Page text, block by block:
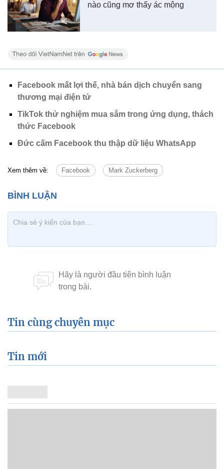
nào cũng mơ thấy ác mộng
Facebook mất lợi thế, nhà bán dịch chuyển sang
thương mại điện tử
TikTok thử nghiệm mua sắm trong ứng dụng, thách
thức Facebook
Đức cấm Facebook thu thập dữ liệu WhatsApp
Xem thêm về: Facebook Mark Zuckerberg
Tin cùng chuyên mục
Tin mới